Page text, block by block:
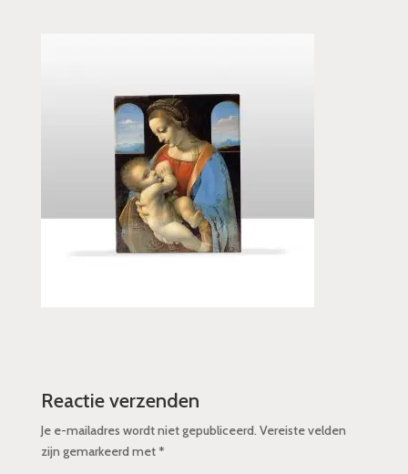
Reactie verzenden
Je e-mailadres wordt niet gepubliceerd. Vereiste velden
zijn gemarkeerd met*